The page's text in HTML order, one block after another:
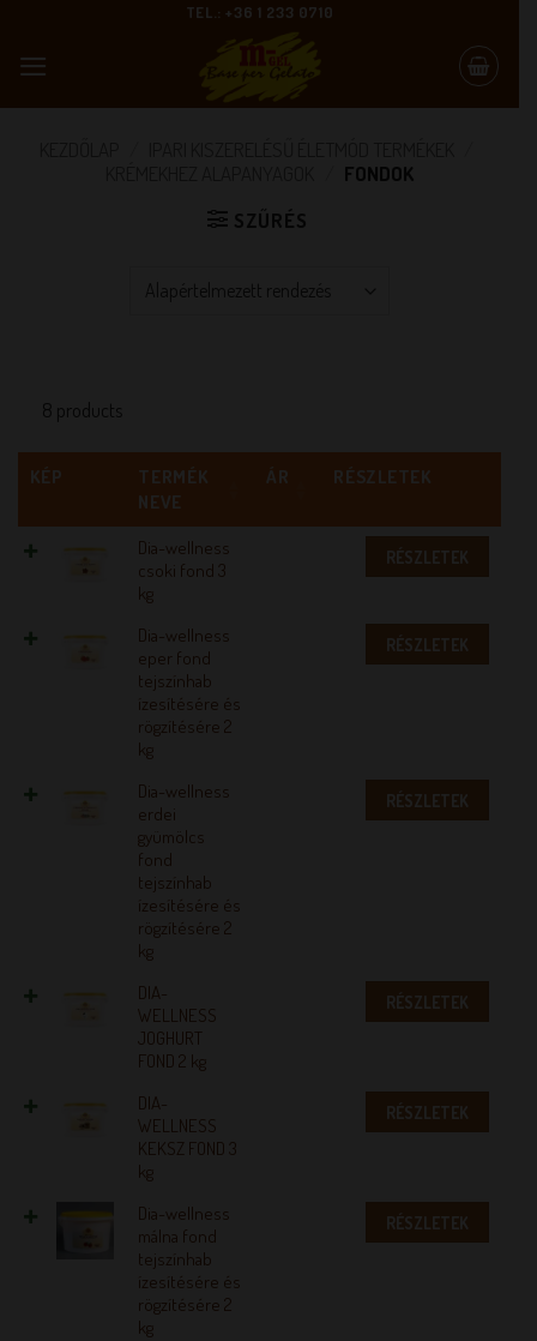
content
TEL.: +36 1 233 0710
FONDOK
SZŰRÉS
8 products
KÉP
TERMÉK
NEVE
ÁR RÉSZLETEK
Dia-wellness
csoki fond 3
kg
RÉSZLETEK
Dia-wellness
eper fond
tejszínhab
ízesítésére és
rögzítésére 2
kg
RÉSZLETEK
Dia-wellness
erdei
gyümölcs
fond
tejszínhab
ízesítésére és
rögzítésére 2
kg
RÉSZLETEK
DIA-
WELLNESS
JOGHURT
FOND 2 kg
RÉSZLETEK
DIA-
WELLNESS
KEKSZ FOND 3
kg
RÉSZLETEK
Dia-wellness
málna fond
tejszínhab
ízesítésére és
rögzítésére 2
kg
RÉSZLETEK